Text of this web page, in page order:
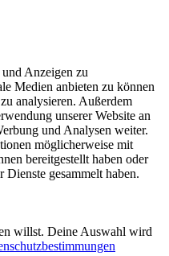
Anzeigen zu
Medien anbieten zu können
analysieren. Außerdem
unserer Website an
und Analysen weiter.
möglicherweise mit
bereitgestellt haben oder
gesammelt haben.
willst. Deine Auswahl wird